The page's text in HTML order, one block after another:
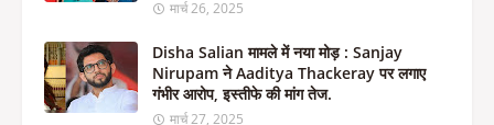
मार्च 26, 2025
Disha Salian मामले में नया मोड़ : Sanjay
Nirupam ने Aaditya Thackeray पर लगाए
गंभीर आरोप, इस्तीफे की मांग तेज.
मार्च 27, 2025